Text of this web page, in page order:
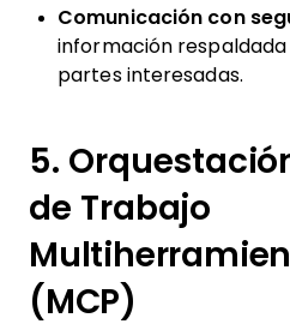
Comunicación con
información
partes interesadas.
5.
de Trabajo
(MCP)